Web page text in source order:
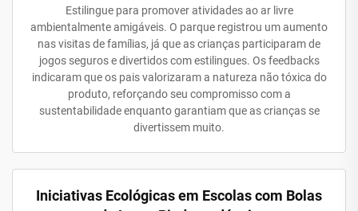
Estilingue para promover atividades ao ar livre
ambientalmente amigáveis. O parque registrou um aumento
nas visitas de famílias, já que as crianças participaram de
jogos seguros e divertidos com estilingues. Os feedbacks
indicaram que os pais valorizaram a natureza não tóxica do
produto, reforçando seu compromisso com a
sustentabilidade enquanto garantiam que as crianças se
divertissem muito.
Iniciativas Ecológicas em Escolas com Bolas